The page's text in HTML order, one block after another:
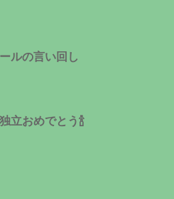
ルの言い回し
立おめでとう🍾